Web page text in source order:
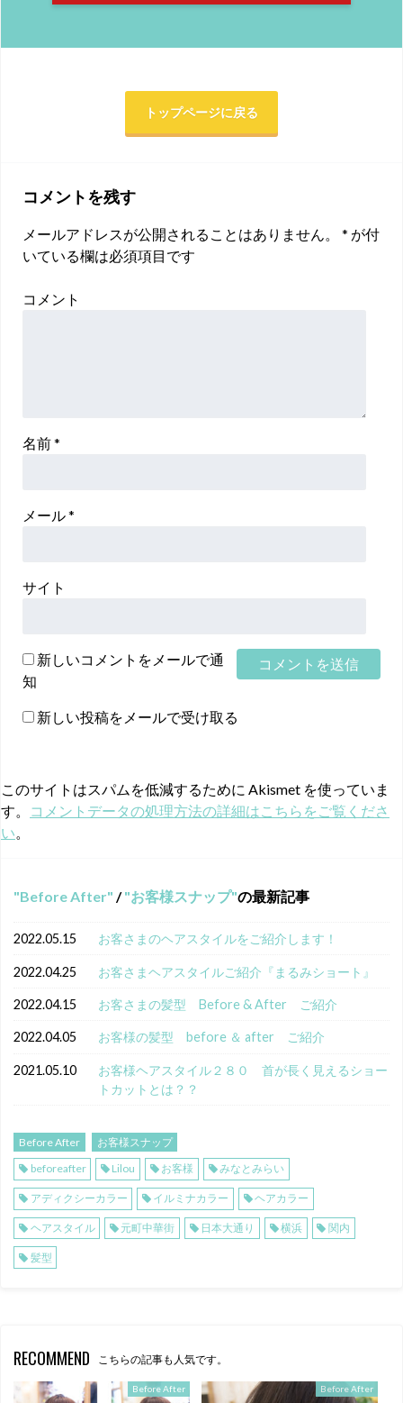
トップページに戻る
コメントを残す
メールアドレスが公開されることはありません。 * が付
いている欄は必須項目です
コメント
名前*
メール*
サイト
新しいコメントをメールで通
知
新しい投稿をメールで受け取る
このサイトはスパムを低減するために Akismet を使っていま
す。
コメントデータの処理方法の詳細はこちらをご覧くださ
い
Before After / お客様スナップ の最新記事
2022.05.15 お客さまのヘアスタイルをご紹介します！
2022.04.25 お客さまヘアスタイルご紹介『まるみショート』
2022.04.15 お客さまの髪型 Before & After ご紹介
2022.04.05 お客様の髪型 before ＆ after ご紹介
2021.05.10
お客様ヘアスタイル２８０ 首が長く見えるショー
トカットとは？？
Before After
お客様スナップ
beforeafter
Lilou お客様 みなとみらい
アディクシーカラー イルミナカラー ヘアカラー
ヘアスタイル 元町中華街 日本大通り 横浜 関内
髪型
RECOMMEND こちらの記事も人気です。
Before After Before After